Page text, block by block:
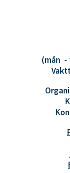
(mån -